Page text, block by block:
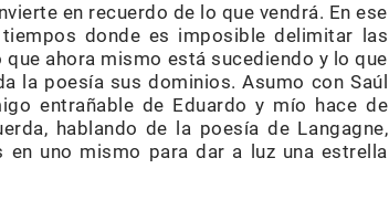
en recuerdo de lo que vendrá. En ese
donde es imposible delimitar las
ahora mismo está sucediendo y lo que
la poesía sus dominios. Asumo con Saúl
entrañable de Eduardo y mío hace de
hablando de la poesía de Langagne,
en uno mismo para dar a luz una estrella